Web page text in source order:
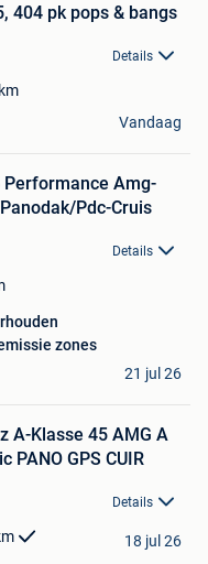
Mercedes A45, 404 pk pops & bangs
Details
km
Vandaag
Amg-
Pdc-Cruis
Details
zones
21 jul 26
A-Klasse 45 AMG A
PANO GPS CUIR
Details
18 jul 26